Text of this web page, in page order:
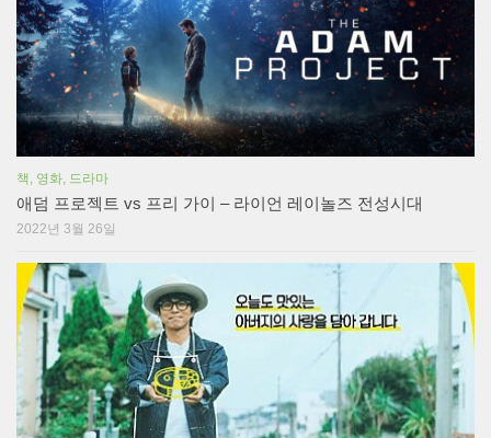
책, 영화, 드라마
애덤 프로젝트 vs 프리 가이 – 라이언 레이놀즈 전성시대
2022년 3월 26일